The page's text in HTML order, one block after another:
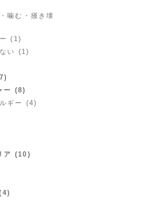
噛む・掻き壊
(1)
い (1)
ー (8)
ギー (4)
ア (10)